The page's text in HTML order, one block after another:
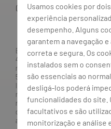
Gestão de cookies
BANCO BPI, S.A., com sede
4100-129 Porto; Capital Social:
na CRC Porto sob o número
534, como o número de
Intermediário financeiro
no Banco de Portugal sob o
n.º 419527591, registado
de Seguros e Fundos de
a exercer atividade nos Ramos
Usamos cookies por
experiência
desempenho. Alguns
garantem a navegação
correta e segura. Os
instalados sem o
são essenciais ao
desligá-los poderá
funcionalidades do site.
facultativos e são
monitorização e análise